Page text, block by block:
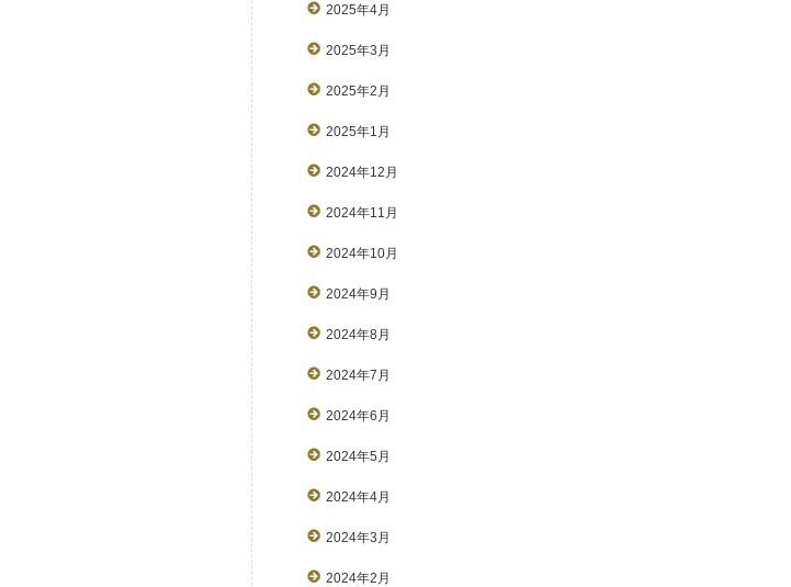
2025年4月
2025年3月
2025年2月
2025年1月
2024年12月
2024年11月
2024年10月
2024年9月
2024年8月
2024年7月
2024年6月
2024年5月
2024年4月
2024年3月
2024年2月